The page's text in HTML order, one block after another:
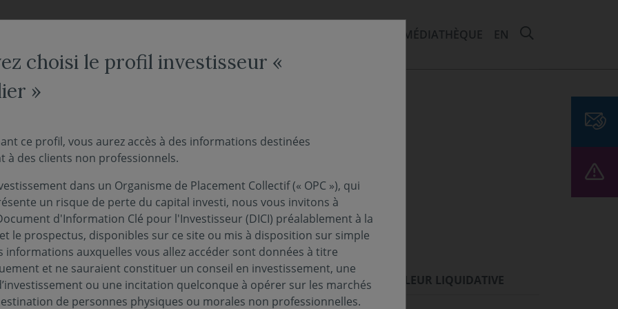
MÉDIATHÈQUE EN
A
liquidative au 04/08/2026 :111.93€
PUBLICATIONS EN MATIÈRE DE DURABILITÉ PERFORMANCES VALEUR LIQUIDATIVE
choisi le profil investisseur «
»
ce profil, vous aurez accès à des informations destinées
à des clients non professionnels.
dans un Organisme de Placement Collectif (« OPC »), qui
un risque de perte du capital investi, nous vous invitons à
d'Information Clé pour l'Investisseur (DICI) préalablement à la
le prospectus, disponibles sur ce site ou mis à disposition sur simple
informations auxquelles vous allez accéder sont données à titre
et ne sauraient constituer un conseil en investissement, une
ou une incitation quelconque à opérer sur les marchés
de personnes physiques ou morales non professionnelles.